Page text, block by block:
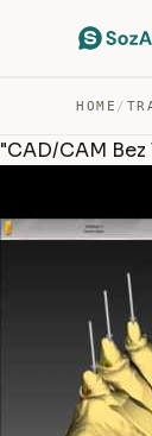
HOME /
"CAD/CAM